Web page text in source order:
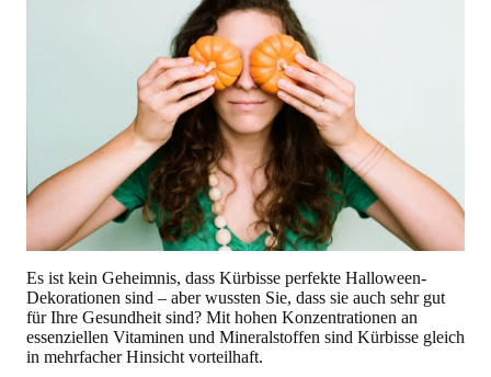
Es ist kein Geheimnis, dass Kürbisse perfekte Halloween-
Dekorationen sind – aber wussten Sie, dass sie auch sehr gut
für Ihre Gesundheit sind? Mit hohen Konzentrationen an
essenziellen Vitaminen und Mineralstoffen sind Kürbisse gleich
in mehrfacher Hinsicht vorteilhaft.